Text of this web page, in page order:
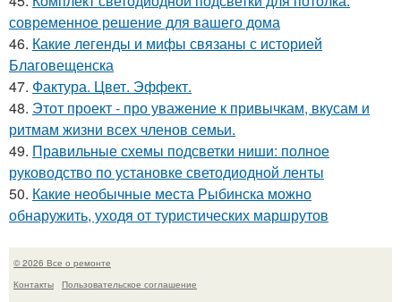
современное решение для вашего дома
46. Какие легенды и мифы связаны с историей
Благовещенска
47. Фактура. Цвет. Эффект.
48. Этот проект - про уважение к привычкам, вкусам и
ритмам жизни всех членов семьи.
49. Правильные схемы подсветки ниши: полное
руководство по установке светодиодной ленты
50. Какие необычные места Рыбинска можно
обнаружить, уходя от туристических маршрутов
© 2026 Все о ремонте
Контакты
Пользовательское соглашение